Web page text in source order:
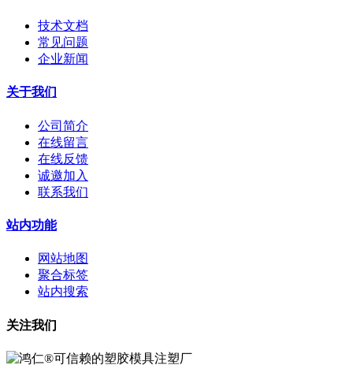
技术文档
常见问题
企业新闻
关于我们
公司简介
在线留言
在线反馈
诚邀加入
联系我们
站内功能
网站地图
聚合标签
站内搜索
关注我们